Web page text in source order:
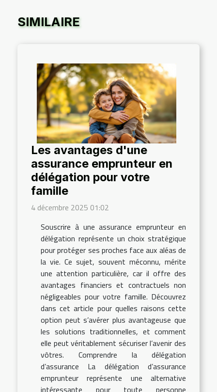
SIMILAIRE
Les avantages d'une
assurance emprunteur en
délégation pour votre
famille
4 décembre 2025 01:02
Souscrire à une assurance emprunteur en
délégation représente un choix stratégique
pour protéger ses proches face aux aléas de
la vie. Ce sujet, souvent méconnu, mérite
une attention particulière, car il offre des
avantages financiers et contractuels non
négligeables pour votre famille. Découvrez
dans cet article pour quelles raisons cette
option peut s’avérer plus avantageuse que
les solutions traditionnelles, et comment
elle peut véritablement sécuriser l’avenir des
vôtres. Comprendre la délégation
d’assurance La délégation d’assurance
emprunteur représente une alternative
intéressante pour toute personne